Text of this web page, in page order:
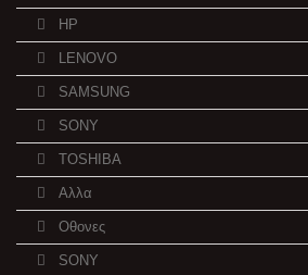
HP
LENOVO
SAMSUNG
SONY
TOSHIBA
Αλλα
Οθονες
SONY